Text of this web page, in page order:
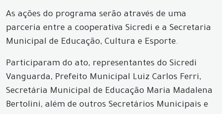
As ações do programa serão através de uma
parceria entre a cooperativa Sicredi e a Secretaria
Municipal de Educação, Cultura e Esporte.
Participaram do ato, representantes do Sicredi
Vanguarda, Prefeito Municipal Luiz Carlos Ferri,
Secretária Municipal de Educação Maria Madalena
Bertolini, além de outros Secretários Municipais e